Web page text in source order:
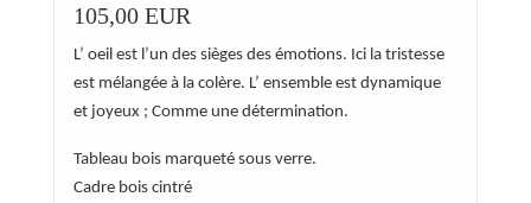
105,00 EUR
L’ oeil est l’un des sièges des émotions. Ici la tristesse
est mélangée à la colère. L’ ensemble est dynamique
et joyeux ; Comme une détermination.
Tableau bois marqueté sous verre.
Cadre bois cintré